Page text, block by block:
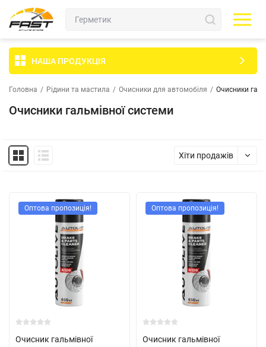
НАША ПРОДУКЦІЯ
Головна / Рідини та мастила / Очисники для автомобіля / Очисники
Очисники гальмівної системи
Хіти продажів
Оптова пропозиція!
Очисник гальмівної
Оптова пропозиція!
Очисник гальмівної